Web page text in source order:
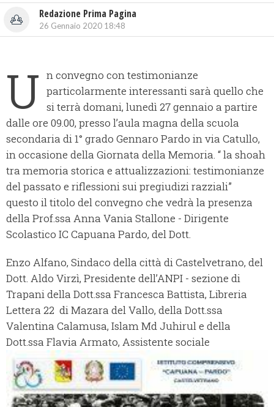
Redazione Prima Pagina
26 Gennaio 2020 18:48
U n convegno con testimonianze
particolarmente interessanti sarà quello che
si terrà domani, lunedì 27 gennaio a partire
dalle ore 09.00, presso l’aula magna della scuola
secondaria di 1° grado Gennaro Pardo in via Catullo,
in occasione della Giornata della Memoria. “ la shoah
tra memoria storica e attualizzazioni: testimonianze
del passato e riflessioni sui pregiudizi razziali”
questo il titolo del convegno che vedrà la presenza
della Prof.ssa Anna Vania Stallone - Dirigente
Scolastico IC Capuana Pardo, del Dott.
Enzo Alfano, Sindaco della città di Castelvetrano, del
Dott. Aldo Virzì, Presidente dell’ANPI - sezione di
Trapani della Dott.ssa Francesca Battista, Libreria
Lettera 22 di Mazara del Vallo, della Dott.ssa
Valentina Calamusa, Islam Md Juhirul e della
Dott.ssa Flavia Armato, Assistente sociale